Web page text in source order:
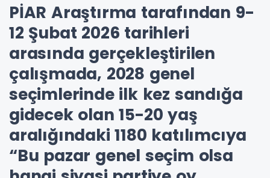
PİAR Araştırma tarafından 9-
12 Şubat 2026 tarihleri
arasında gerçekleştirilen
çalışmada, 2028 genel
seçimlerinde ilk kez sandığa
gidecek olan 15-20 yaş
aralığındaki 1180 katılımcıya
“Bu pazar genel seçim olsa